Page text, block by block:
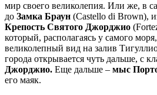
мир своего великолепия. Или же, в
до Замка Браун (Castello di Brown),
Крепость Святого Джорджио
который, располагаясь у самого
великолепный вид на залив
города открывается чуть дальше, с
Джорджио. Еще дальше – мыс
его маяк.